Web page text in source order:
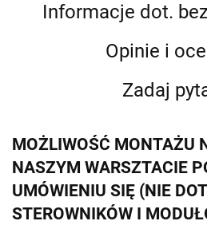
Informacje dot.
Opinie i
Zadaj
MOŻLIWOŚĆ MONTAŻU
NASZYM WARSZTACIE
UMÓWIENIU SIĘ (NIE
STEROWNIKÓW I